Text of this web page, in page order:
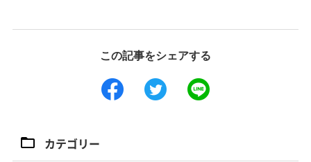
この記事をシェアする
カテゴリー